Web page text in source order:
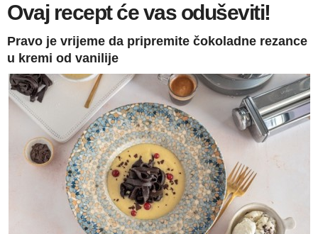
Ovaj recept će vas oduševiti!
Pravo je vrijeme da pripremite čokoladne rezance
u kremi od vanilije